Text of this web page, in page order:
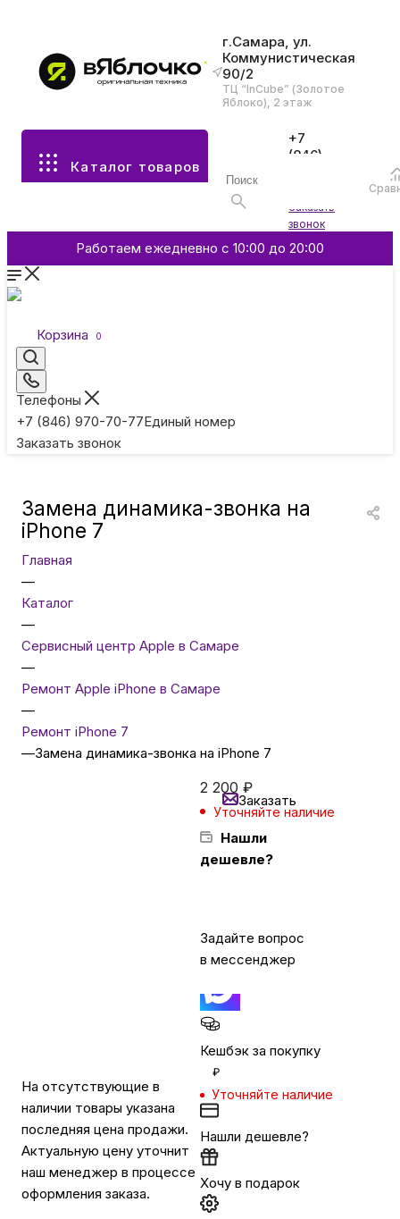
г.Самара, ул.
Коммунистическая
90/2
ТЦ “InCube” (Золотое
Яблоко), 2 этаж
Каталог товаров
+7
(846)
Заказать
звонок
Работаем ежедневно с 10:00 до 20:00
Корзина 0
Телефоны
+7 (846) 970-70-77Единый номер
Заказать звонок
Все разделы каталога
Аксессуары
Смартфоны и гаджеты
Умные кольца
Товары для детей
ТВ и проекторы
Бытовая техника
Сумки и чемоданы
Для дома и дачи
Для домашних питомцев
Умный дом и безопасность
Замена динамика-звонка на
iPhone 7
Главная
—
Каталог
—
Сервисный центр Apple в Самаре
—
Ремонт Apple iPhone в Самаре
—
Ремонт iPhone 7
—Замена динамика-звонка на iPhone 7
На отсутствующие в
наличии товары указана
последняя цена продажи.
Актуальную цену уточнит
наш менеджер в процессе
оформления заказа.
2 200 ₽
Уточняйте наличие
Нашли
дешевле?
Заказать
Задайте вопрос
в мессенджер
Кешбэк за покупку
₽
Уточняйте наличие
Нашли дешевле?
Хочу в подарок